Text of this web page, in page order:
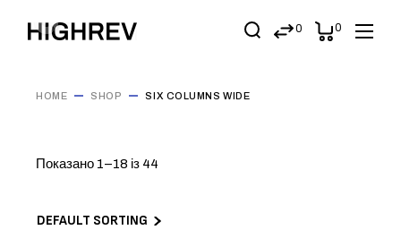
0 0
HOME SHOP SIX COLUMNS WIDE
Показано 1–18 із 44
DEFAULT SORTING